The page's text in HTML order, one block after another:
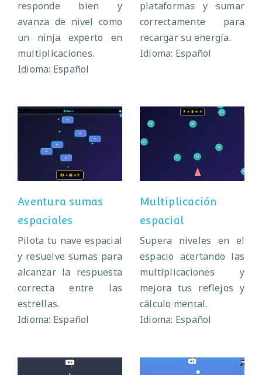
responde bien y
avanza de nivel como
un ninja experto en
multiplicaciones.
Idioma: Español
plataformas y sumar
correctamente para
recargar su energía.
Idioma: Español
Aventura sumas
espaciales
Aventura sumas
espaciales
Pilota tu nave espacial
y resuelve sumas para
alcanzar la respuesta
correcta entre las
estrellas.
Idioma: Español
espacial
Multiplicación
espacial
Supera niveles en el
espacio acertando las
multiplicaciones y
mejora tus reflejos y
cálculo mental.
Idioma: Español